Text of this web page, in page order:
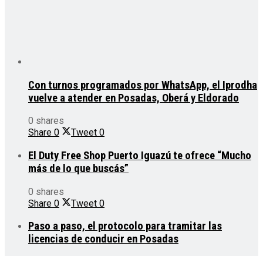
Con turnos programados por WhatsApp, el Iprodha
vuelve a atender en Posadas, Oberá y Eldorado
0 shares
Share 0 Tweet 0
El Duty Free Shop Puerto Iguazú te ofrece “Mucho
más de lo que buscás”
0 shares
Share 0 Tweet 0
Paso a paso, el protocolo para tramitar las
licencias de conducir en Posadas